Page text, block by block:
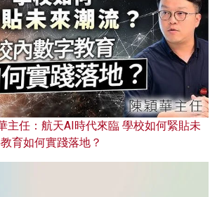
主任：航天AI時代來臨 學校如何緊貼未
育如何實踐落地？